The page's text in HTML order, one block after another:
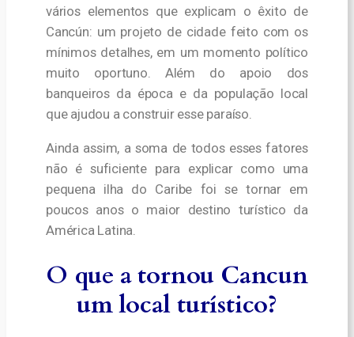
vários elementos que explicam o êxito de
Cancún: um projeto de cidade feito com os
mínimos detalhes, em um momento político
muito oportuno. Além do apoio dos
banqueiros da época e da população local
que ajudou a construir esse paraíso.
Ainda assim, a soma de todos esses fatores
não é suficiente para explicar como uma
pequena ilha do Caribe foi se tornar em
poucos anos o maior destino turístico da
América Latina.
O que a tornou Cancun
um local turístico?